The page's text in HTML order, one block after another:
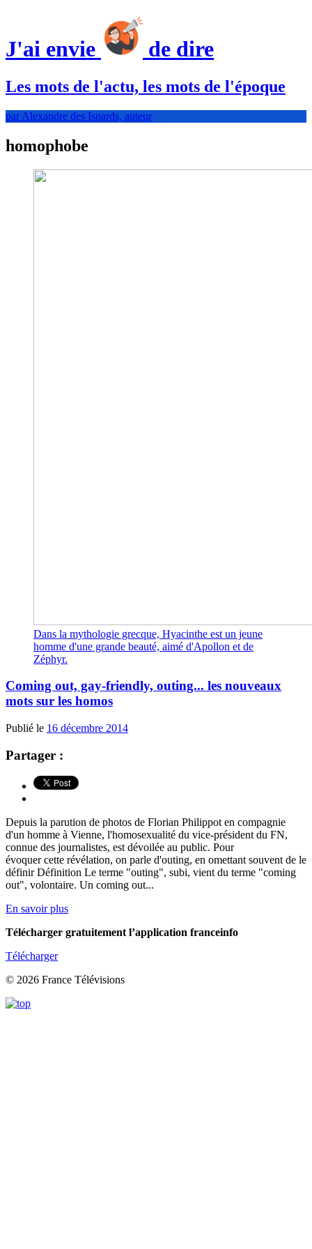
J'ai envie de dire
Les mots de l'actu, les mots de l'époque
par Alexandre des Isnards, auteur
homophobe
Dans la mythologie grecque, Hyacinthe est un jeune
homme d'une grande beauté, aimé d'Apollon et de
Zéphyr.
Coming out, gay-friendly, outing... les nouveaux
mots sur les homos
Publié le 16 décembre 2014
Partager :
Depuis la parution de photos de Florian Philippot en compagnie
d'un homme à Vienne, l'homosexualité du vice-président du FN,
connue des journalistes, est dévoilée au public. Pour
évoquer cette révélation, on parle d'outing, en omettant souvent de le
définir Définition Le terme "outing", subi, vient du terme "coming
out", volontaire. Un coming out...
En savoir plus
Télécharger gratuitement l’application franceinfo
Télécharger
© 2026 France Télévisions